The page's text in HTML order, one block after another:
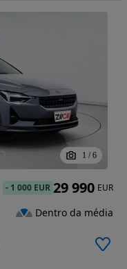
1 / 6
- 1 000 EUR 29 990 EUR
Dentro da média